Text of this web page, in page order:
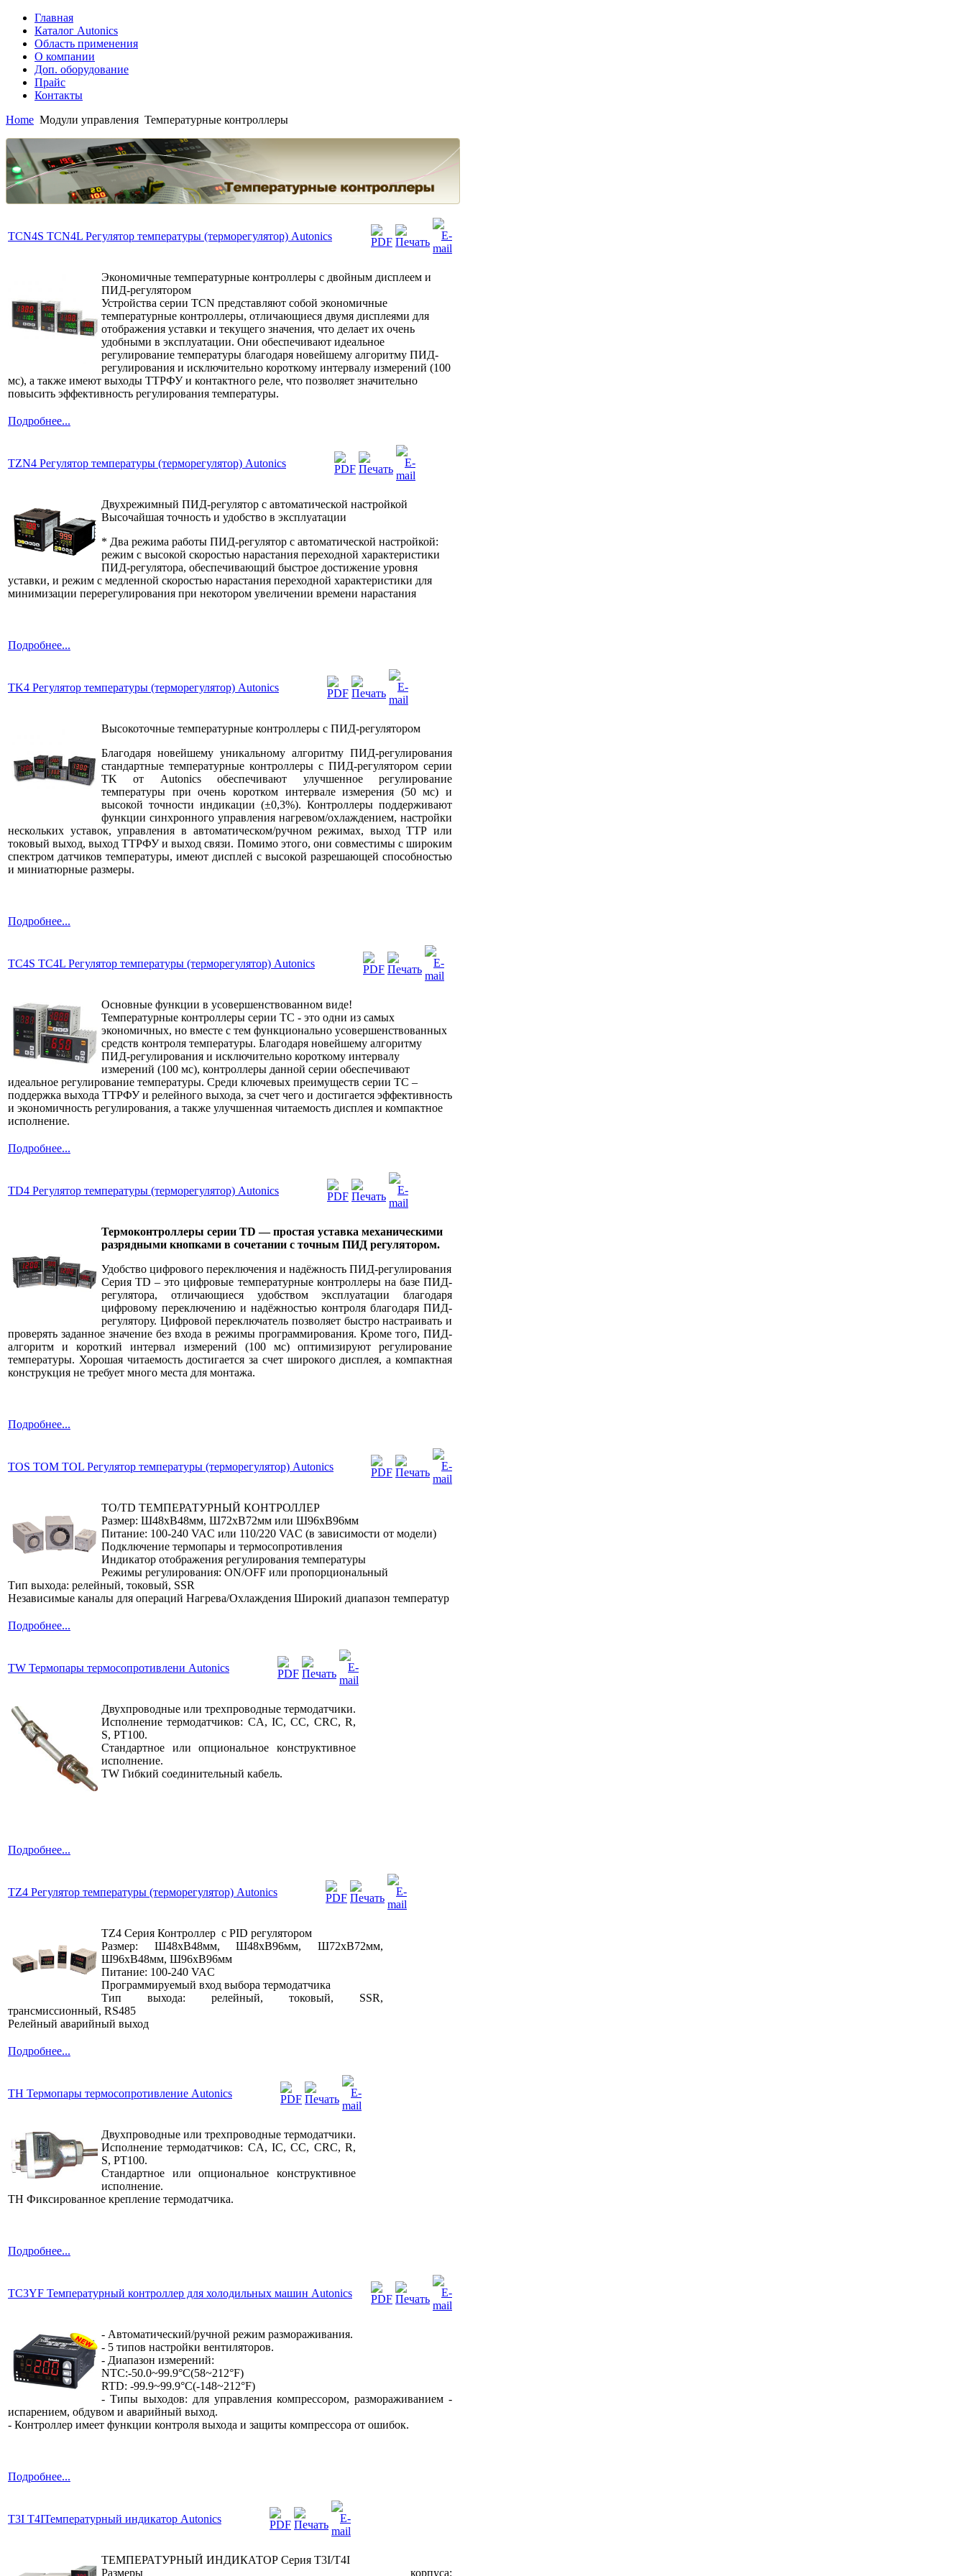
Главная
Каталог Autonics
Область применения
О компании
Доп. оборудование
Прайс
Контакты
Home Модули управления Температурные контроллеры
TCN4S TCN4L Регулятор температуры (терморегулятор) Autonics
Экономичные температурные контроллеры с двойным дисплеем и
ПИД-регулятором
Устройства серии TCN представляют собой экономичные
температурные контроллеры, отличающиеся двумя дисплеями для
отображения уставки и текущего значения, что делает их очень
удобными в эксплуатации. Они обеспечивают идеальное
регулирование температуры благодаря новейшему алгоритму ПИД-
регулирования и исключительно короткому интервалу измерений (100
мс), а также имеют выходы ТТРФУ и контактного реле, что позволяет значительно
повысить эффективность регулирования температуры.
Подробнее...
TZN4 Регулятор температуры (терморегулятор) Autonics
Двухрежимный ПИД-регулятор с автоматической настройкой
Высочайшая точность и удобство в эксплуатации
* Два режима работы ПИД-регулятор с автоматической настройкой:
режим с высокой скоростью нарастания переходной характеристики
ПИД-регулятора, обеспечивающий быстрое достижение уровня
уставки, и режим с медленной скоростью нарастания переходной характеристики для
минимизации перерегулирования при некотором увеличении времени нарастания
Подробнее...
TK4 Регулятор температуры (терморегулятор) Autonics
Высокоточные температурные контроллеры с ПИД-регулятором
Благодаря новейшему уникальному алгоритму ПИД-регулирования
стандартные температурные контроллеры с ПИД-регулятором серии
TK от Autonics обеспечивают улучшенное регулирование
температуры при очень коротком интервале измерения (50 мс) и
высокой точности индикации (±0,3%). Контроллеры поддерживают
функции синхронного управления нагревом/охлаждением, настройки
нескольких уставок, управления в автоматическом/ручном режимах, выход ТТР или
токовый выход, выход ТТРФУ и выход связи. Помимо этого, они совместимы с широким
спектром датчиков температуры, имеют дисплей с высокой разрешающей способностью
и миниатюрные размеры.
Подробнее...
TC4S TC4L Регулятор температуры (терморегулятор) Autonics
Основные функции в усовершенствованном виде!
Температурные контроллеры серии TC - это одни из самых
экономичных, но вместе с тем функционально усовершенствованных
средств контроля температуры. Благодаря новейшему алгоритму
ПИД-регулирования и исключительно короткому интервалу
измерений (100 мс), контроллеры данной серии обеспечивают
идеальное регулирование температуры. Среди ключевых преимуществ серии ТС –
поддержка выхода ТТРФУ и релейного выхода, за счет чего и достигается эффективность
и экономичность регулирования, а также улучшенная читаемость дисплея и компактное
исполнение.
Подробнее...
TD4 Регулятор температуры (терморегулятор) Autonics
Термоконтроллеры серии ТD — простая уставка механическими
разрядными кнопками в сочетании с точным ПИД регулятором.
Удобство цифрового переключения и надёжность ПИД-регулирования
Серия TD – это цифровые температурные контроллеры на базе ПИД-
регулятора, отличающиеся удобством эксплуатации благодаря
цифровому переключению и надёжностью контроля благодаря ПИД-
регулятору. Цифровой переключатель позволяет быстро настраивать и
проверять заданное значение без входа в режимы программирования. Кроме того, ПИД-
алгоритм и короткий интервал измерений (100 мс) оптимизируют регулирование
температуры. Хорошая читаемость достигается за счет широкого дисплея, а компактная
конструкция не требует много места для монтажа.
Подробнее...
TOS TOM TOL Регулятор температуры (терморегулятор) Autonics
TO/TD ТЕМПЕРАТУРНЫЙ КОНТРОЛЛЕР
Размер: Ш48xВ48мм, Ш72xВ72мм или Ш96xВ96мм
Питание: 100-240 VAC или 110/220 VAC (в зависимости от модели)
Подключение термопары и термосопротивления
Индикатор отображения регулирования температуры
Режимы регулирования: ON/OFF или пропорциональный
Тип выхода: релейный, токовый, SSR
Независимые каналы для операций Нагрева/Охлаждения Широкий диапазон температур
Подробнее...
TW Термопары термосопротивлени Autonics
Двухпроводные или трехпроводные термодатчики.
Исполнение термодатчиков: CA, IC, CC, CRC, R,
S, PT100.
Стандартное или опциональное конструктивное
исполнение.
TW Гибкий соединительный кабель.
Подробнее...
TZ4 Регулятор температуры (терморегулятор) Autonics
TZ4 Серия Контроллер с PID регулятором
Размер: Ш48xВ48мм, Ш48xВ96мм, Ш72xВ72мм,
Ш96xВ48мм, Ш96xВ96мм
Питание: 100-240 VAC
Программируемый вход выбора термодатчика
Тип выхода: релейный, токовый, SSR,
трансмиссионный, RS485
Релейный аварийный выход
Подробнее...
TH Термопары термосопротивление Autonics
Двухпроводные или трехпроводные термодатчики.
Исполнение термодатчиков: CA, IC, CC, CRC, R,
S, PT100.
Стандартное или опциональное конструктивное
исполнение.
TH Фиксированное крепление термодатчика.
Подробнее...
TC3YF Температурный контроллер для холодильных машин Autonics
- Автоматический/ручной режим размораживания.
- 5 типов настройки вентиляторов.
- Диапазон измерений:
NTC:-50.0~99.9°C(58~212°F)
RTD: -99.9~99.9°C(-148~212°F)
- Типы выходов: для управления компрессором, размораживанием -
испарением, обдувом и аварийный выход.
- Контроллер имеет функции контроля выхода и защиты компрессора от ошибок.
Подробнее...
T3I T4IТемпературный индикатор Autonics
ТЕМПЕРАТУРНЫЙ ИНДИКАТОР Серия T3I/T4I
Размеры корпуса: